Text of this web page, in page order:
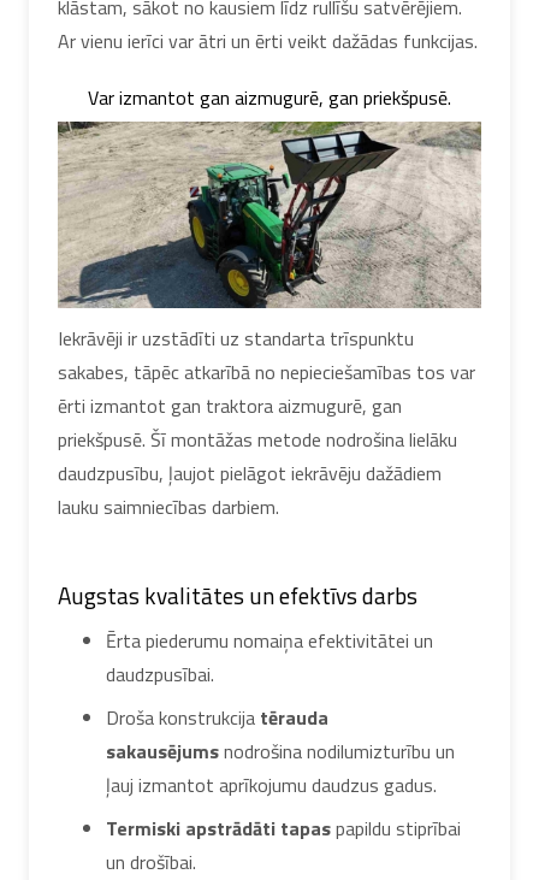
klāstam, sākot no kausiem līdz rullīšu satvērējiem.
Ar vienu ierīci var ātri un ērti veikt dažādas funkcijas.
Var izmantot gan aizmugurē, gan priekšpusē.
Iekrāvēji ir uzstādīti uz standarta trīspunktu
sakabes, tāpēc atkarībā no nepieciešamības tos var
ērti izmantot gan traktora aizmugurē, gan
priekšpusē. Šī montāžas metode nodrošina lielāku
daudzpusību, ļaujot pielāgot iekrāvēju dažādiem
lauku saimniecības darbiem.
Augstas kvalitātes un efektīvs darbs
Ērta piederumu nomaiņa efektivitātei un
daudzpusībai.
Droša konstrukcija tērauda
sakausējumsnodrošina nodilumizturību un
ļauj izmantot aprīkojumu daudzus gadus.
Termiski apstrādāti tapaspapildu stiprībai
un drošībai.